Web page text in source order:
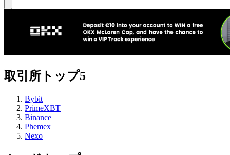
取引所トップ5
Bybit
PrimeXBT
Binance
Phemex
Nexo